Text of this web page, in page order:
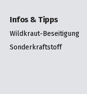
Infos & Tipps
Wildkraut-Beseitigung
Sonderkraftstoff